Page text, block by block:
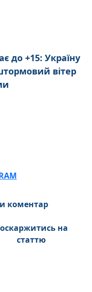
до +15: Україну
вітер
коментар
на
статтю